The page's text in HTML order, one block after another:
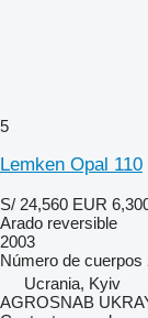
5
Lemken Opal 110
S/ 24,560 EUR
Arado reversible
2003
Número de cuerpos
Ucrania, Kyiv
AGROSNAB